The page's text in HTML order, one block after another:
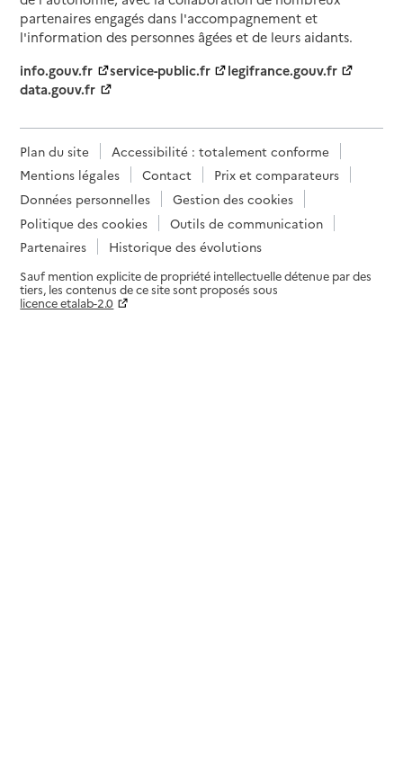
partenaires engagés dans l'accompagnement et
l'information des personnes âgées et de leurs aidants.
info.gouv.fr
service-public.fr
legifrance.gouv.fr
data.gouv.fr
Plan du site
Accessibilité : totalement conforme
Mentions légales
Contact
Prix et comparateurs
Données personnelles
Gestion des cookies
Politique des cookies
Outils de communication
Partenaires
Historique des évolutions
Sauf mention explicite de propriété intellectuelle détenue par des
tiers, les contenus de ce site sont proposés sous
licence etalab-2.0